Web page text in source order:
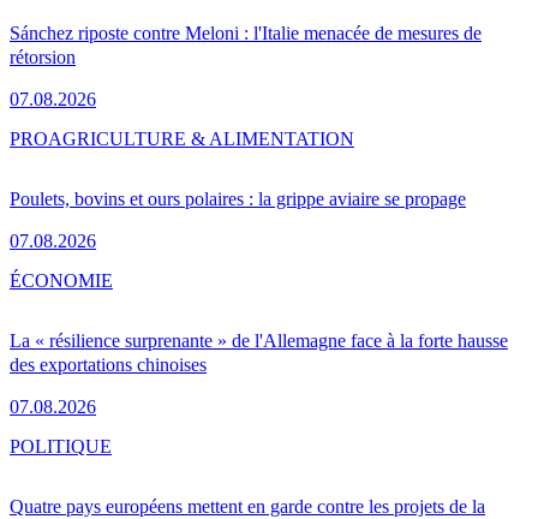
Sánchez riposte contre Meloni : l'Italie menacée de mesures de
rétorsion
07.08.2026
Poulets, bovins et ours polaires : la grippe aviaire se propage
07.08.2026
PROAGRICULTURE & ALIMENTATION
La « résilience surprenante » de l'Allemagne face à la forte hausse
des exportations chinoises
07.08.2026
ÉCONOMIE
Quatre pays européens mettent en garde contre les projets de la
POLITIQUE